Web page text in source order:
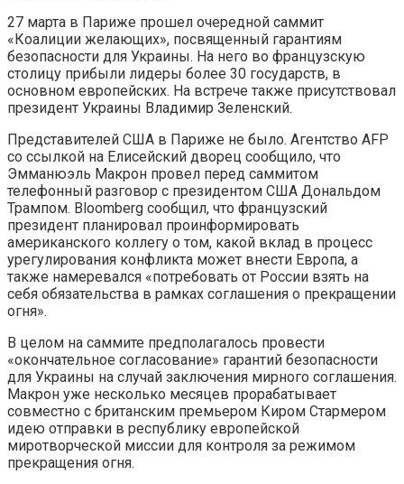
27 марта в Париже прошел очередной саммит
«Коалиции желающих», посвященный гарантиям
безопасности для Украины. На него во французскую
столицу прибыли лидеры более 30 государств, в
основном европейских. На встрече также присутствовал
президент Украины Владимир Зеленский.
Представителей США в Париже не было. Агентство AFP
со ссылкой на Елисейский дворец сообщило, что
Эмманюэль Макрон провел перед саммитом
телефонный разговор с президентом США Дональдом
Трампом. Bloomberg сообщил, что французский
президент планировал проинформировать
американского коллегу о том, какой вклад в процесс
урегулирования конфликта может внести Европа, а
также намеревался «потребовать от России взять на
себя обязательства в рамках соглашения о прекращении
огня».
В целом на саммите предполагалось провести
«окончательное согласование» гарантий безопасности
для Украины на случай заключения мирного соглашения.
Макрон уже несколько месяцев прорабатывает
совместно с британским премьером Киром Стармером
идею отправки в республику европейской
миротворческой миссии для контроля за режимом
прекращения огня.